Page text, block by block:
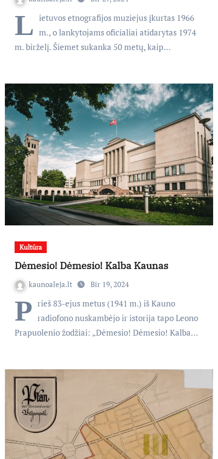
L ietuvos etnografijos muziejus įkurtas 1966
m., o lankytojams oficialiai atidarytas 1974
m. birželį. Šiemet sukanka 50 metų, kaip…
Kultūra
Dėmesio! Dėmesio! Kalba Kaunas
kaunoaleja.lt Bir 19, 2024
P rieš 83-ejus metus (1941 m.) iš Kauno
radiofono nuskambėjo ir istorija tapo Leono
Prapuolenio žodžiai: „Dėmesio! Dėmesio! Kalba…